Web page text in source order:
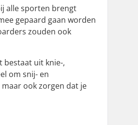
alle sporten brengt
gepaard gaan worden
zouden ook
bestaat uit knie-,
om snij- en
ook zorgen dat je